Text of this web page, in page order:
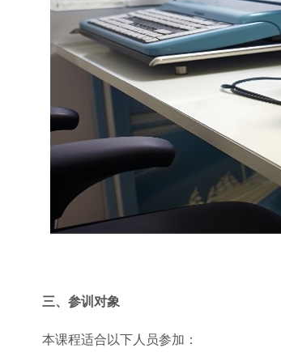
三、参训对象
本课程适合以下人员参加：